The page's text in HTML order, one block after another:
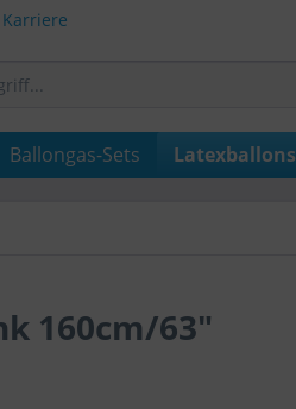
Karriere
Ballongas-Sets Latexballons
160cm/63"